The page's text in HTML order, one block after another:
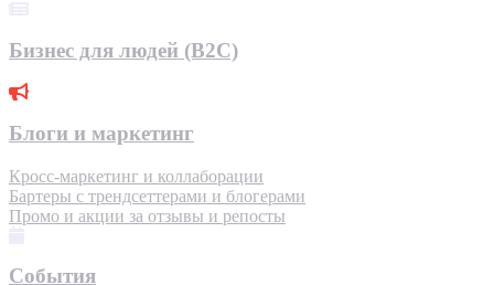
Бизнес для людей (B2C)
Блоги и маркетинг
Кросс-маркетинг и коллаборации
Бартеры с трендсеттерами и блогерами
Промо и акции за отзывы и репосты
События